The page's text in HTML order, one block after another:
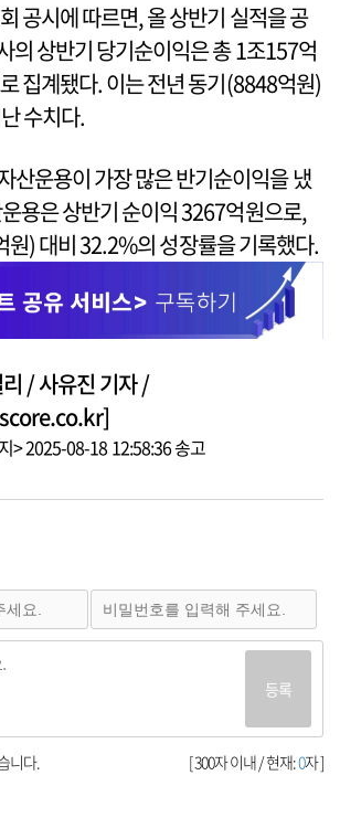
공시에 따르면, 올 상반기 실적을 공
의 상반기 당기순이익은 총 1조157억
집계됐다. 이는 전년 동기(8848억원)
수치다.
산운용이 가장 많은 반기순이익을 냈
용은 상반기 순이익 3267억원으로,
원) 대비 32.2%의 성장률을 기록했다.
/ 사유진 기자 /
> 2025-08-18 12:58:36 송고
등록
[ 300자 이내 / 현재:0자 ]
니다.